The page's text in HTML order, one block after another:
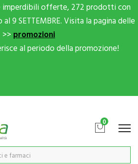
imperdibili offerte, 272 prodotti con
9 SETTEMBRE. Visita la pagina delle
>> promozioni
al periodo della promozione!
0